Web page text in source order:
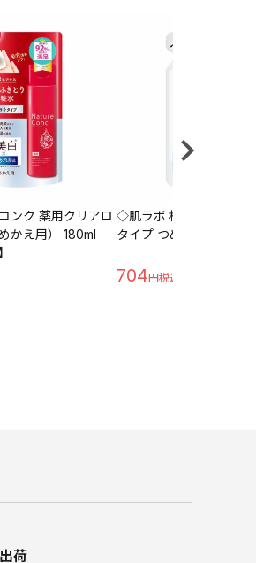
ンク 薬用クリアロ
かえ用） 180ml
◇肌ラボ 極潤ヒアルロ
タイプ つめかえ用 170ml
704
荷